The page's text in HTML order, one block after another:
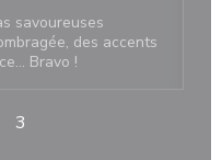
savoureuses
des accents
Bravo !
3